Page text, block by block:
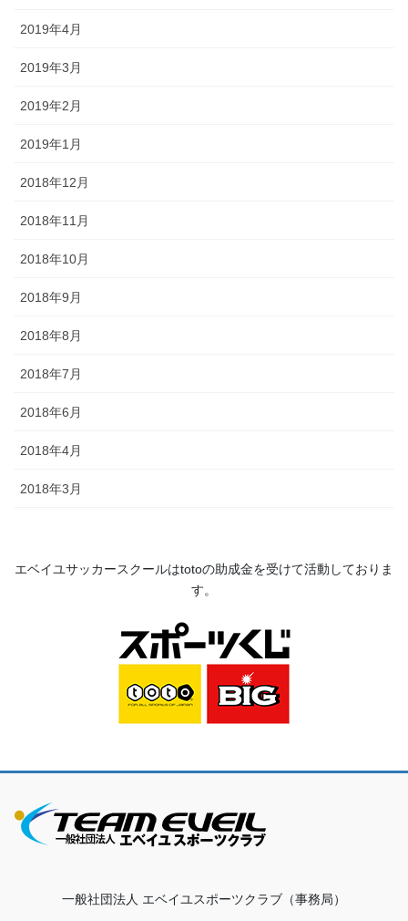
2019年4月
2019年3月
2019年2月
2019年1月
2018年12月
2018年11月
2018年10月
2018年9月
2018年8月
2018年7月
2018年6月
2018年4月
2018年3月
エベイユサッカースクールはtotoの助成金を受けて活動してお りま
す。
一般社団法人 エベイユスポーツクラブ（事務局）